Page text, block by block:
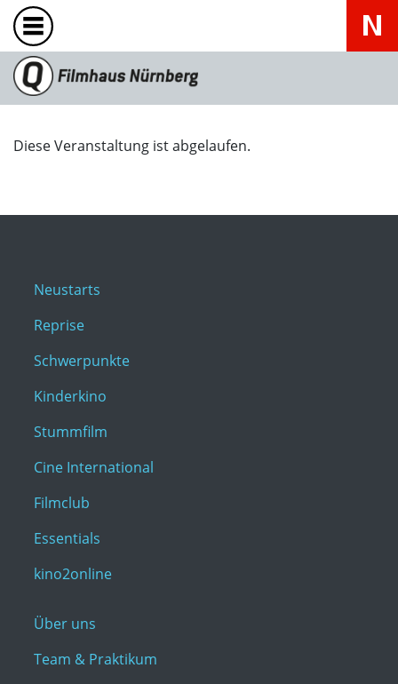
Diese Veranstaltung ist abgelaufen.
Neustarts
Reprise
Schwerpunkte
Kinderkino
Stummfilm
Cine International
Filmclub
Essentials
kino2online
Über uns
Team & Praktikum